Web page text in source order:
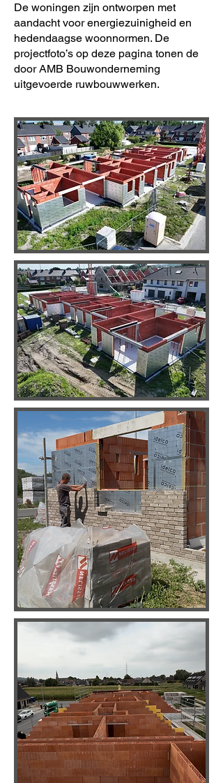
De woningen zijn ontworpen met
aandacht voor energiezuinigheid en
hedendaagse woonnormen. De
projectfoto’s op deze pagina tonen de
door AMB Bouwonderneming
uitgevoerde ruwbouwwerken.